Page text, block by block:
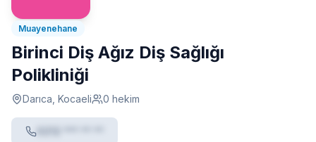
Muayenehane
Birinci Diş Ağız Diş Sağlığı
Polikliniği
Darıca, Kocaeli 0 hekim